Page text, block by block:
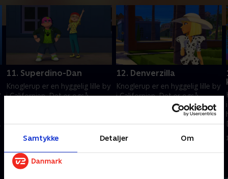
Samtykke Detaljer Om
11. Superdino-Dan
Knoglerup er en hyggelig lille by
i Californien. Det er også
sin “menneskebror” Valde.
12. Denverzilla
Knoglerup er en hyggelig lille by
i Californien. Det er også
hjemsted for dinosauren
Denver, der bor sammen med
sin “menneskebror” Valde.
Andre så også